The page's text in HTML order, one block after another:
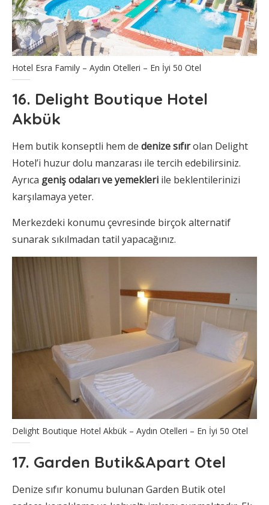
Hotel Esra Family – Aydın Otelleri – En İyi 50 Otel
16. Delight Boutique Hotel
Akbük
Hem butik konseptli hem de denize sıfırolan Delight
Hotel’i huzur dolu manzarası ile tercih edebilirsiniz.
Ayrıca geniş odaları ve yemekleri ile beklentilerinizi
karşılamaya yeter.
Merkezdeki konumu çevresinde birçok alternatif
sunarak sıkılmadan tatil yapacağınız.
Delight Boutique Hotel Akbük – Aydın Otelleri – En İyi 50 Otel
17. Garden Butik&Apart Otel
Denize sıfır konumu bulunan Garden Butik otel